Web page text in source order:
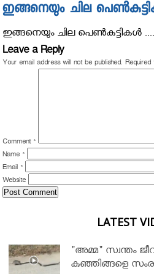
ഇങ്ങനെയും ചില
ഇങ്ങനെയും ചില പെണ്‍കുട്ടികൾ
Leave a Reply
Your email address will not be published.
Comment *
Name *
Email *
Website
LATEST
"അമ്മ" സ്വന്തം
കുഞ്ഞിങ്ങളെ